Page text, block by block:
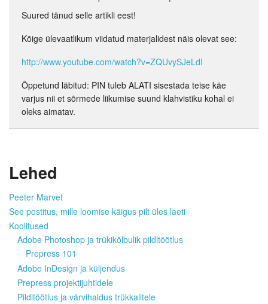
Suured tänud selle artikli eest!
Kõige ülevaatlikum viidatud materjalidest näis olevat see:
http://www.youtube.com/watch?v=ZQUvySJeLdI
Õppetund läbitud: PIN tuleb ALATI sisestada teise käe
varjus nii et sõrmede liikumise suund klahvistiku kohal ei
oleks aimatav.
Lehed
Peeter Marvet
See postitus, mille loomise käigus pilt üles laeti
Koolitused
Adobe Photoshop ja trükikõlbulik pilditöötlus
Prepress 101
Adobe InDesign ja küljendus
Prepress projektijuhtidele
Pilditöötlus ja värvihaldus trükkalitele